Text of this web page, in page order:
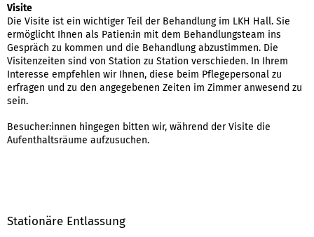
Visite
Die Visite ist ein wichtiger Teil der Behandlung im LKH Hall. Sie
ermöglicht Ihnen als Patien:in mit dem Behandlungsteam ins
Gespräch zu kommen und die Behandlung abzustimmen. Die
Visitenzeiten sind von Station zu Station verschieden. In Ihrem
Interesse empfehlen wir Ihnen, diese beim Pflegepersonal zu
erfragen und zu den angegebenen Zeiten im Zimmer anwesend zu
sein.
Besucher:innen hingegen bitten wir, während der Visite die
Aufenthaltsräume aufzusuchen.
Stationäre Entlassung